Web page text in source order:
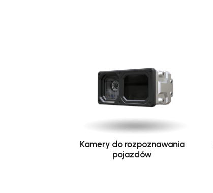
Kamery do rozpoznawania
pojazdów